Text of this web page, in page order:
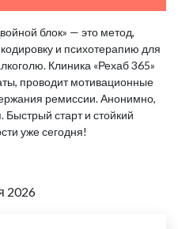
блок» — это метод,
и психотерапию для
Клиника «Рехаб 365»
проводит мотивационные
ремиссии. Анонимно,
Быстрый старт и стойкий
уже сегодня!
2026